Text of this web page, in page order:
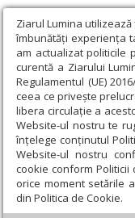
Ziarul Lumina
îmbunătăți experiența
am actualizat politicile
curentă a Ziarului
Regulamentul (UE)
ceea ce privește
libera circulație a
Website-ul nostru te
înțelege conținutul
Website-ul nostru
cookie conform Politicii
orice moment setările
din Politica de Cookie.
Ziarul Lumina ›
Clit, Parohia Hășmaș
Hramul